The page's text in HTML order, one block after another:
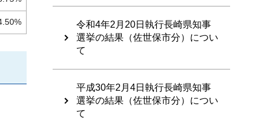
令和4年2月20日執行長崎県知事
選挙の結果（佐世保市分）につい
て
平成30年2月4日執行長崎県知事
選挙の結果（佐世保市分）につい
て